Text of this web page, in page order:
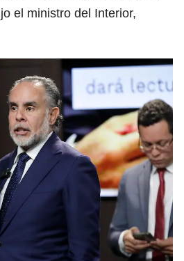
el ministro del Interior,